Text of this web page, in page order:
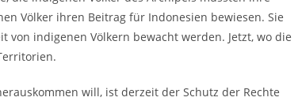
Völker ihren Beitrag für Indonesien bewiesen. Sie
von indigenen Völkern bewacht werden. Jetzt, wo die
will, ist derzeit der Schutz der Rechte